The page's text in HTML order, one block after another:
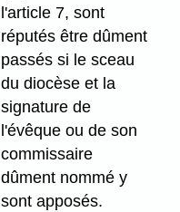
l'article 7, sont
réputés être dûment
passés si le sceau
du diocèse et la
signature de
l'évêque ou de son
commissaire
dûment nommé y
sont apposés.